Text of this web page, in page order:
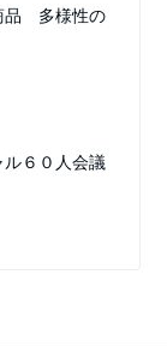
品 多様性の
ル６０人会議